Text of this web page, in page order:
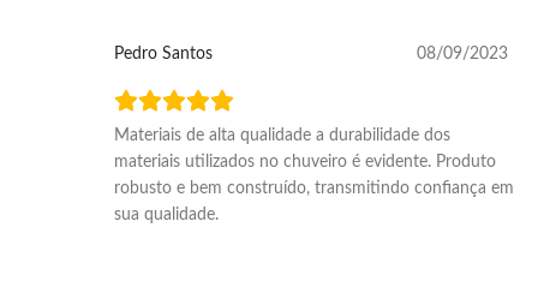
Pedro Santos 08/09/2023
Materiais de alta qualidade a durabilidade dos
materiais utilizados no chuveiro é evidente. Produto
robusto e bem construído, transmitindo confiança em
sua qualidade.